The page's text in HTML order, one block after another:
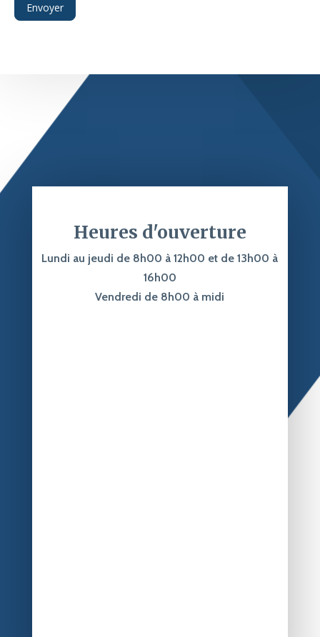
Envoyer
Heures d'ouverture
Lundi au jeudi de 8h00 à 12h00 et de 13h00 à
16h00
Vendredi de 8h00 à midi